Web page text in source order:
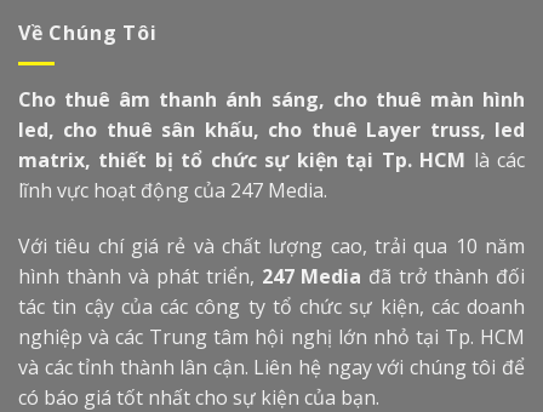
Về Chúng Tôi
Cho thuê âm thanh ánh sáng, cho thuê màn hình
led, cho thuê sân khấu, cho thuê Layer truss, led
matrix, thiết bị tổ chức sự kiện tại Tp. HCM là các
lĩnh vực hoạt động của 247 Media.
Với tiêu chí giá rẻ và chất lượng cao, trải qua 10 năm
hình thành và phát triển, 247 Media đã trở thành đối
tác tin cậy của các công ty tổ chức sự kiện, các doanh
nghiệp và các Trung tâm hội nghị lớn nhỏ tại Tp. HCM
và các tỉnh thành lân cận. Liên hệ ngay với chúng tôi để
có báo giá tốt nhất cho sự kiện của bạn.